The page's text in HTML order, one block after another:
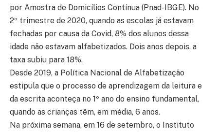
por Amostra de Domicílios Contínua (Pnad-IBGE). No
2º trimestre de 2020, quando as escolas já estavam
fechadas por causa da Covid, 8% dos alunos dessa
idade não estavam alfabetizados. Dois anos depois, a
taxa subiu para 18%.
Desde 2019, a Política Nacional de Alfabetização
estipula que o processo de aprendizagem da leitura e
da escrita aconteça no 1º ano do ensino fundamental,
quando as crianças têm, em média, 6 anos.
Na próxima semana, em 16 de setembro, o Instituto